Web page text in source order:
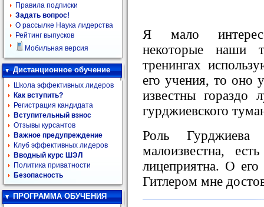
Правила подписки
Задать вопрос!
О рассылке Наука лидерства
Рейтинг выпусков
Мобильная версия
Дистанционное обучение
Школа эффективных лидеров
Как вступить?
Регистрация кандидата
Вступительный взнос
Отзывы курсантов
Важное предупреждение
Клуб эффективных лидеров
Вводный курс ШЭЛ
Политика приватности
Безопасность
ПРОГРАММА ОБУЧЕНИЯ
Я мало
некоторые наши
тренингах
его учения, то оно
известны
гурджиевского
Роль Гурджиева
малоизвестна,
лицеприятна. О
Гитлером мне